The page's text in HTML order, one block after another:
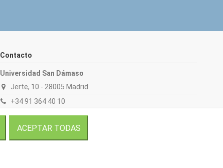
Contacto
Universidad San Dámaso
Jerte, 10 - 28005 Madrid
+34 91 364 40 10
publicaciones.ad@sandamaso.es
ACEPTAR TODAS